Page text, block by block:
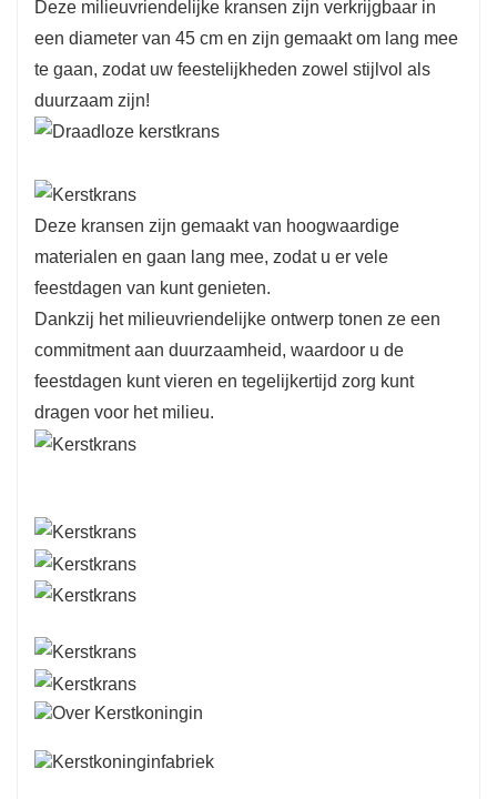
een commitment aan duurzaamheid, waardoor
u de feestdagen kunt vieren en tegelijkertijd
zorg kunt dragen voor het milieu.
Deze milieuvriendelijke kransen zijn verkrijgbaar in
een diameter van 45 cm en zijn gemaakt om lang mee
te gaan, zodat uw feestelijkheden zowel stijlvol als
duurzaam zijn!
Deze kransen zijn gemaakt van hoogwaardige
materialen en gaan lang mee, zodat u er vele
feestdagen van kunt genieten.
Dankzij het milieuvriendelijke ontwerp tonen ze een
commitment aan duurzaamheid, waardoor u de
feestdagen kunt vieren en tegelijkertijd zorg kunt
dragen voor het milieu.